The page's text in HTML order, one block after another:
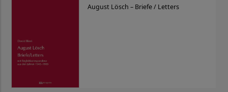
August Lösch – Briefe / Letters